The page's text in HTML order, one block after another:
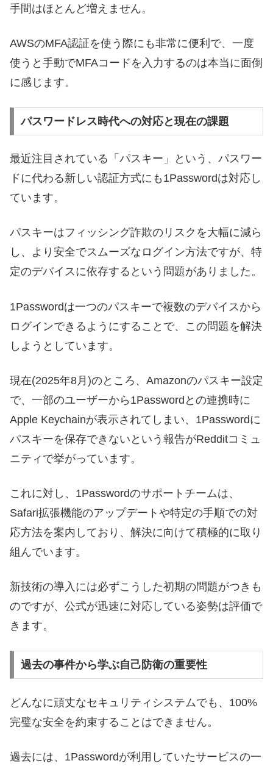
手間はほとんど増えません。
AWSのMFA認証を使う際にも非常に便利で、一度
使うと手動でMFAコードを入力するのは本当に面倒
に感じます。
パスワードレス時代への対応と現在の課題
最近注目されている「パスキー」という、パスワー
ドに代わる新しい認証方式にも1Passwordは対応し
ています。
パスキーはフィッシング詐欺のリスクを大幅に減ら
し、より安全でスムーズなログイン方法ですが、特
定のデバイスに依存するという問題がありました。
1Passwordは一つのパスキーで複数のデバイスから
ログインできるようにすることで、この問題を解決
しようとしています。
現在(2025年8月)のところ、Amazonのパスキー設定
で、一部のユーザーから1Passwordとの連携時に
Apple Keychainが表示されてしまい、1Passwordに
パスキーを保存できないという報告がRedditコミュ
ニティで挙がっています。
これに対し、1Passwordのサポートチームは、
Safari拡張機能のアップデートや特定の手順での対
応方法を案内しており、解決に向けて積極的に取り
組んでいます。
新技術の導入には必ずこうした初期の問題がつきも
のですが、公式が迅速に対応している姿勢は評価で
きます。
過去の事件から学ぶ自己防衛の重要性
どんなに頑丈なセキュリティシステムでも、100%
完璧な安全を約束することはできません。
過去には、1Passwordが利用していたサービスの一